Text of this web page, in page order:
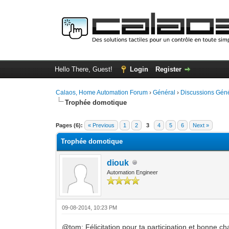
Hello There, Guest! Login Register
Calaos, Home Automation Forum ›Général › Discussions
Trophée domotique
Pages (6): « Previous 1 2 3 4 5 6 Next »
2 Vote(s) - 5 Average
1
2
3
4
5
Trophée domotique
diouk
Automation Engineer
09-08-2014, 10:23 PM
@tom: Félicitation pour ta participation et bonne